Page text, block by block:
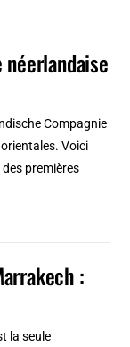
Compagnie
Voici
premières
:
la seule